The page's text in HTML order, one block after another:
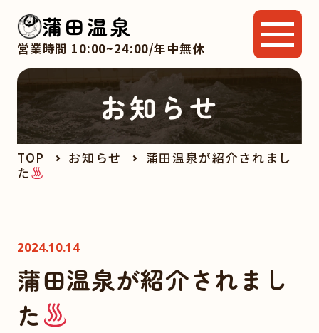
蒲田温泉
営業時間 10:00~24:00/年中無休
お知らせ
TOP お知らせ
蒲田温泉が紹介されまし
た
2024.10.14
蒲田温泉が紹介されまし
た